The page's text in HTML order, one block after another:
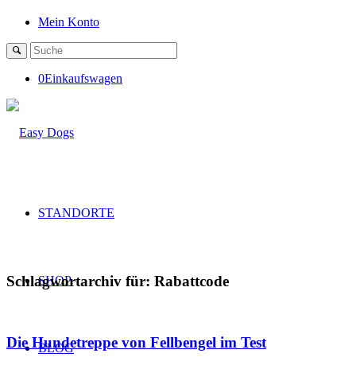
Mein Konto
0Einkaufswagen
STANDORTE
SHOP
BLOG
Schlagwortarchiv für: Rabattcode
Die Hundetreppe von Fellbengel im Test